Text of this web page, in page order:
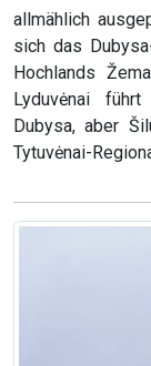
allmählich
sich das
Hochlands
Lyduvėnai
Dubysa, aber
Tytuvėnai-